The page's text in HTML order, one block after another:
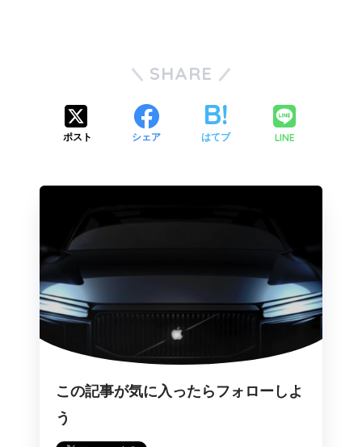
SHARE
ポスト シェア はてブ LINE
この記事が気に入ったらフォローしよ
う